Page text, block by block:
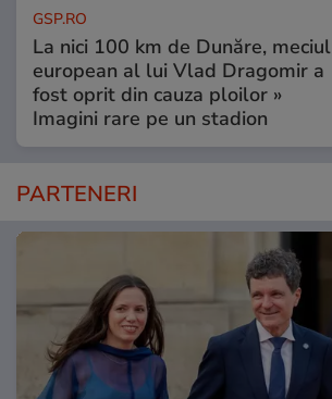
GSP.RO
La nici 100 km de Dunăre, meciul
european al lui Vlad Dragomir a
fost oprit din cauza ploilor »
Imagini rare pe un stadion
PARTENERI